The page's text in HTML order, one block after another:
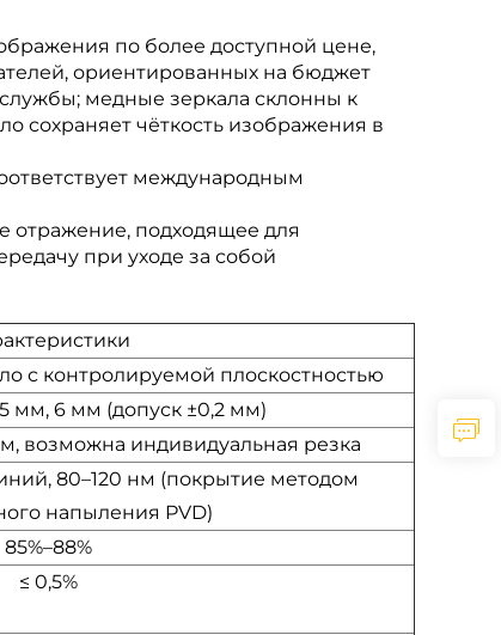
по более доступной цене,
ориентированных на бюджет
медные зеркала склонны к
сохраняет чёткость изображения в
международным
отражение, подходящее для
при уходе за собой
с контролируемой плоскостностью
мм, 6 мм (допуск ±0,2 мм)
возможна индивидуальная резка
80–120 нм (покрытие методом
напыления PVD)
85%–88%
≤ 0,5%